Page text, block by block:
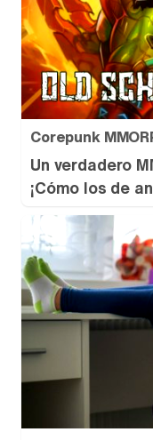
Corepunk
Un verdadero
¡Cómo los de